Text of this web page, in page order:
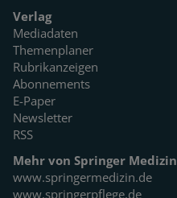
Verlag
Mediadaten
Themenplaner
Rubrikanzeigen
Abonnements
E-Paper
Newsletter
RSS
Mehr von Springer Medizin
www.springermedizin.de
www.springerpflege.de